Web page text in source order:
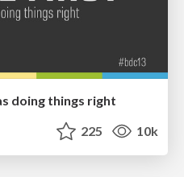
doing things right
225 10k